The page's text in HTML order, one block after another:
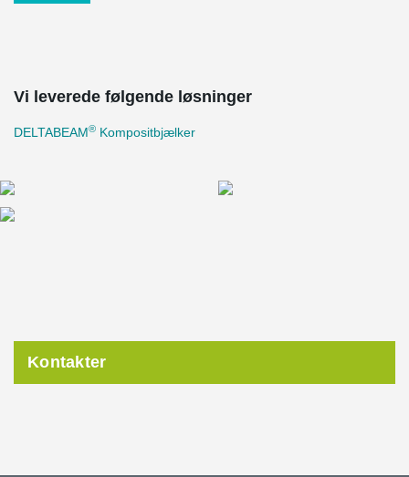
Vi leverede følgende løsninger
DELTABEAM® Kompositbjælker
Kontakter